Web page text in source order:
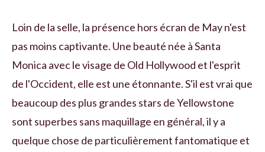
Loin de la selle, la présence hors écran de May n'est
pas moins captivante. Une beauté née à Santa
Monica avec le visage de Old Hollywood et l'esprit
de l'Occident, elle est une étonnante. S'il est vrai que
beaucoup des plus grandes stars de Yellowstone
sont superbes sans maquillage en général, il y a
quelque chose de particulièrement fantomatique et